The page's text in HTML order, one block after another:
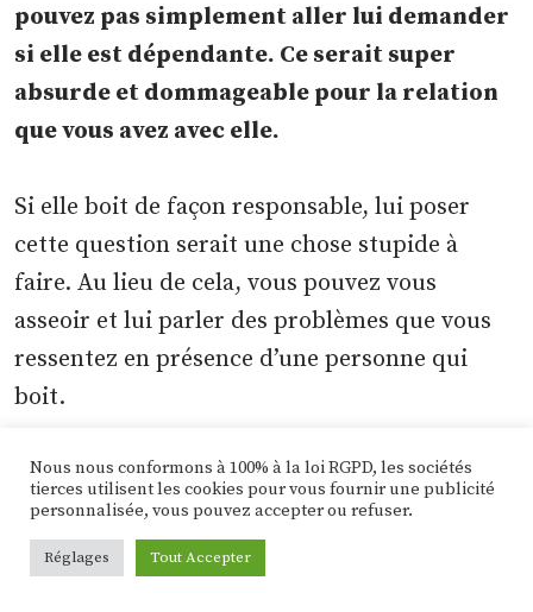
pouvez pas simplement aller lui demander
si elle est dépendante. Ce serait super
absurde et dommageable pour la relation
que vous avez avec elle.
Si elle boit de façon responsable, lui poser
cette question serait une chose stupide à
faire. Au lieu de cela, vous pouvez vous
asseoir et lui parler des problèmes que vous
ressentez en présence d’une personne qui
boit.
Si vous êtes un alcoolique en voie de
guérison, il vous sera plus facile de plaider
votre cause. Vous pouvez lui expliquer
Nous nous conformons à 100% à la loi RGPD, les sociétés
tierces utilisent les cookies pour vous fournir une publicité
personnalisée, vous pouvez accepter ou refuser.
Réglages Tout Accepter